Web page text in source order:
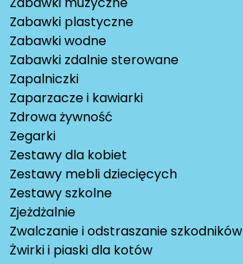
Zabawki plastyczne
Zabawki wodne
Zabawki zdalnie sterowane
Zapalniczki
Zaparzacze i kawiarki
Zdrowa żywność
Zegarki
Zestawy dla kobiet
Zestawy mebli dziecięcych
Zestawy szkolne
Zjeżdżalnie
Zwalczanie i odstraszanie szkodników
Żwirki i piaski dla kotów